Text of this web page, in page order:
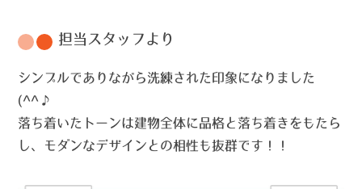
担当スタッフより
シンプルでありながら洗練された印象になりました
(^^♪
落ち着いたトーンは建物全体に品格と落ち着きをもたら
し、モダンなデザインとの相性も抜群です！！